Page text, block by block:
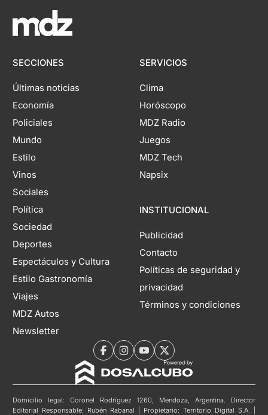
SECCIONES
Últimas noticias
Economía
Policiales
Mundo
Estilo
Vinos
Sociales
Política
Sociedad
Deportes
Espectáculos y Cultura
Estilo Gastronomía
Viajes
MDZ Autos
Newsletter
SERVICIOS
Clima
Horóscopo
MDZ Radio
Juegos
MDZ Tech
Napsix
INSTITUCIONAL
Publicidad
Contacto
Políticas de seguridad y
privacidad
Términos y condiciones
Domicilio legal: Coronel Rodríguez 1260, Mendoza, Argentina. Director
Editorial Responsable: Rubén Rabanal | Propietario: Territorio Digital S.A. |